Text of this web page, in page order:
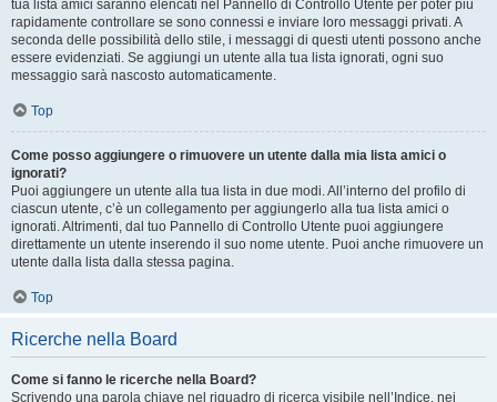
tua lista amici saranno elencati nel Pannello di Controllo Utente per poter più
rapidamente controllare se sono connessi e inviare loro messaggi privati. A
seconda delle possibilità dello stile, i messaggi di questi utenti possono anche
essere evidenziati. Se aggiungi un utente alla tua lista ignorati, ogni suo
messaggio sarà nascosto automaticamente.
Top
Come posso aggiungere o rimuovere un utente dalla mia lista amici o
ignorati?
Puoi aggiungere un utente alla tua lista in due modi. All’interno del profilo di
ciascun utente, c’è un collegamento per aggiungerlo alla tua lista amici o
ignorati. Altrimenti, dal tuo Pannello di Controllo Utente puoi aggiungere
direttamente un utente inserendo il suo nome utente. Puoi anche rimuovere un
utente dalla lista dalla stessa pagina.
Top
Ricerche nella Board
Come si fanno le ricerche nella Board?
Scrivendo una parola chiave nel riquadro di ricerca visibile nell’Indice, nei